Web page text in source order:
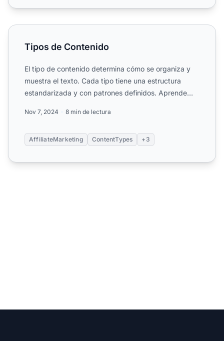
Tipos de Contenido
Tipos de Contenido
El tipo de contenido determina cómo se organiza y
muestra el texto. Cada tipo tiene una estructura
estandarizada y con patrones definidos. Aprende
Nov 7, 2024 8 min de lectura
AffiliateMarketing ContentTypes +3